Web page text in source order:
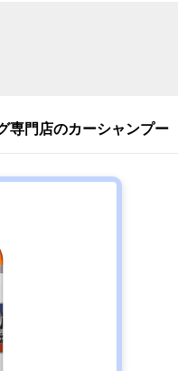
専門店のカーシャンプー